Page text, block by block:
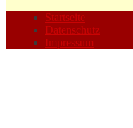
Startseite
Datenschutz
Impressum